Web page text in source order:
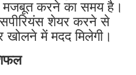
मजबूत करने का समय है।
शेयर करने से
खोलने में मदद मिलेगी।